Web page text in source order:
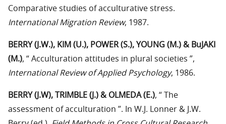
Comparative studies of acculturative stress.
International Migration Review, 1987.
BERRY (J.W.), KIM (U.), POWER (S.), YOUNG (M.) & BuJAKI
(M.), “ Acculturation attitudes in plural societies ”,
International Review of Applied Psychology, 1986.
BERRY (J.W), TRIMBLE (J.) & OLMEDA (E.), “ The
assessment of acculturation ”. In W.J. Lonner & J.W.